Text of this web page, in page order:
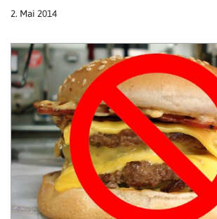
2. Mai 2014